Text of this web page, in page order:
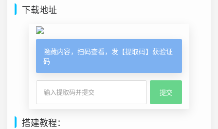
下载地址
隐藏内容，扫码查看，发【提取码】获验证
码
搭建教程：